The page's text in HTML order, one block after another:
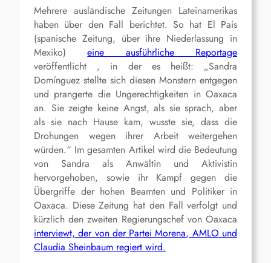
Mehrere ausländische Zeitungen Lateinamerikas
haben über den Fall berichtet. So hat El Pais
(spanische Zeitung, über ihre Niederlassung in
Mexiko)eine ausführliche Reportage
veröffentlicht , in der es heißt: „Sandra
Domínguez stellte sich diesen Monstern entgegen
und prangerte die Ungerechtigkeiten in Oaxaca
an. Sie zeigte keine Angst, als sie sprach, aber
als sie nach Hause kam, wusste sie, dass die
Drohungen wegen ihrer Arbeit weitergehen
würden.“ Im gesamten Artikel wird die Bedeutung
von Sandra als Anwältin und Aktivistin
hervorgehoben, sowie ihr Kampf gegen die
Übergriffe der hohen Beamten und Politiker in
Oaxaca. Diese Zeitung hat den Fall verfolgt und
kürzlich den zweiten Regierungschef von Oaxaca
interviewt, der von der Partei Morena, AMLO und
Claudia Sheinbaum regiert wird.